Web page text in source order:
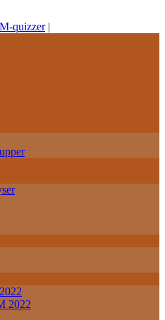
quizzer |
2022